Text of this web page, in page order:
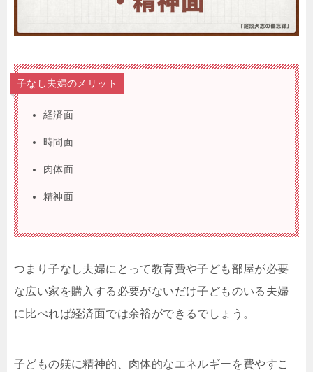
子なし夫婦のメリット
経済面
時間面
肉体面
精神面
つまり子なし夫婦にとって教育費や子ども部屋が必要
な広い家を購入する必要がないだけ子どものいる夫婦
に比べれば経済面では余裕ができるでしょう。
子どもの躾に精神的、肉体的なエネルギーを費やすこ